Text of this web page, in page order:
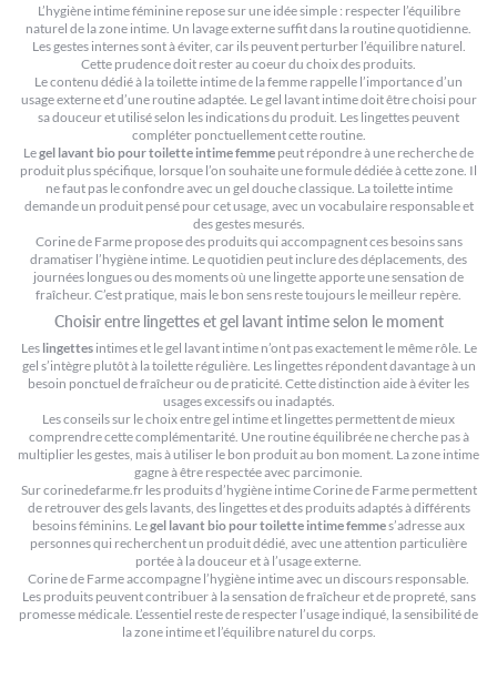
L’hygiène intime féminine repose sur une idée simple : respecter l’équilibre
naturel de la zone intime. Un lavage externe suffit dans la routine quotidienne.
Les gestes internes sont à éviter, car ils peuvent perturber l’équilibre naturel.
Cette prudence doit rester au coeur du choix des produits.
Le contenu dédié à la toilette intime de la femme rappelle l’importance d’un
usage externe et d’une routine adaptée. Le gel lavant intime doit être choisi pour
sa douceur et utilisé selon les indications du produit. Les lingettes peuvent
compléter ponctuellement cette routine.
Legel lavant bio pour toilette intime femme peut répondre à une recherche de
produit plus spécifique, lorsque l’on souhaite une formule dédiée à cette zone. Il
ne faut pas le confondre avec un gel douche classique. La toilette intime
demande un produit pensé pour cet usage, avec un vocabulaire responsable et
des gestes mesurés.
Corine de Farme propose des produits qui accompagnent ces besoins sans
dramatiser l’hygiène intime. Le quotidien peut inclure des déplacements, des
journées longues ou des moments où une lingette apporte une sensation de
fraîcheur. C’est pratique, mais le bon sens reste toujours le meilleur repère.
Choisir entre lingettes et gel lavant intime selon le moment
Les lingettesintimes et le gel lavant intime n’ont pas exactement le même rôle. Le
gel s’intègre plutôt à la toilette régulière. Les lingettes répondent davantage à un
besoin ponctuel de fraîcheur ou de praticité. Cette distinction aide à éviter les
usages excessifs ou inadaptés.
Les conseils sur le choix entre gel intime et lingettes permettent de mieux
comprendre cette complémentarité. Une routine équilibrée ne cherche pas à
multiplier les gestes, mais à utiliser le bon produit au bon moment. La zone intime
gagne à être respectée avec parcimonie.
Sur corinedefarme.fr les produits d’hygiène intime Corine de Farme permettent
de retrouver des gels lavants, des lingettes et des produits adaptés à différents
besoins féminins. Legel lavant bio pour toilette intime femmes’adresse aux
personnes qui recherchent un produit dédié, avec une attention particulière
portée à la douceur et à l’usage externe.
Corine de Farme accompagne l’hygiène intime avec un discours responsable.
Les produits peuvent contribuer à la sensation de fraîcheur et de propreté, sans
promesse médicale. L’essentiel reste de respecter l’usage indiqué, la sensibilité de
la zone intime et l’équilibre naturel du corps.